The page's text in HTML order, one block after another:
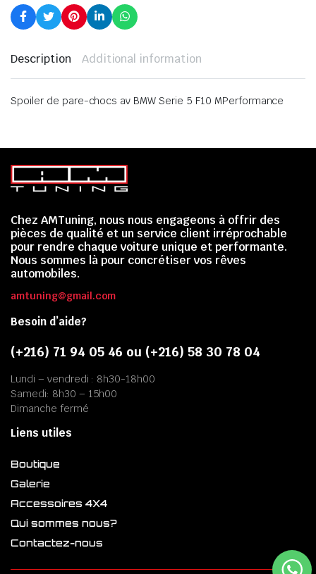
Description Additional information
Spoiler de pare-chocs av BMW Serie 5 F10 MPerformance
Chez AMTuning, nous nous engageons à offrir des
pièces de qualité et un service client irréprochable
pour rendre chaque voiture unique et performante.
Nous sommes là pour concrétiser vos rêves
automobiles.
amtuning@gmail.com
Besoin d’aide?
(+216) 71 94 05 46 ou (+216) 58 30 78 04
Lundi – vendredi : 8h30-18h00
Samedi: 8h30 – 15h00
Dimanche fermé
Liens utiles
Boutique
Galerie
Accessoires 4X4
Qui sommes nous?
Contactez-nous